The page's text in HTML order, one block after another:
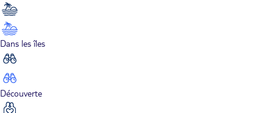
Dans les îles
Découverte